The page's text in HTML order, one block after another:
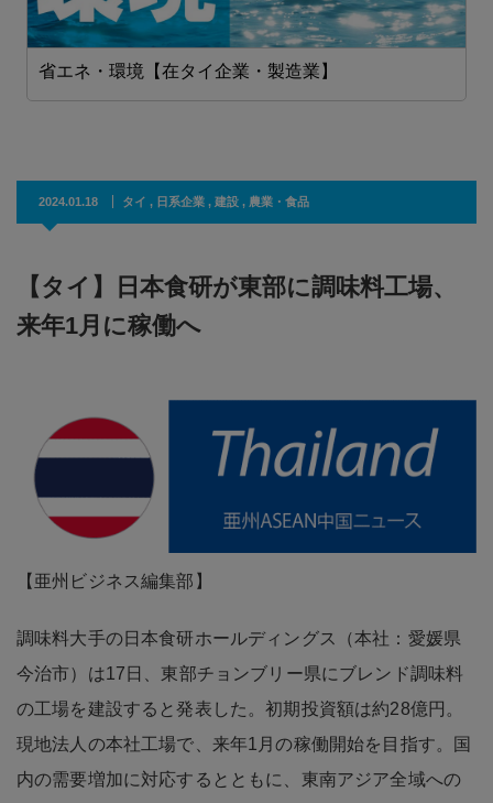
省エネ・環境【在タイ企業・製造業】
2024.01.18 タイ , 日系企業 , 建設 , 農業・食品
【タイ】日本食研が東部に調味料工場、
来年1月に稼働へ
【亜州ビジネス編集部】
調味料大手の日本食研ホールディングス（本社：愛媛県
今治市）は17日、東部チョンブリー県にブレンド調味料
の工場を建設すると発表した。初期投資額は約28億円。
現地法人の本社工場で、来年1月の稼働開始を目指す。国
内の需要増加に対応するとともに、東南アジア全域への